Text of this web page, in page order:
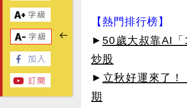
【熱門排行榜】
► 50歲大叔靠AI
炒股
► 立秋好運來了
期